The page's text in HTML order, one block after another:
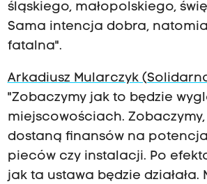
śląskiego, małopolskiego,
Sama intencja dobra,
fatalna".
Arkadiusz Mularczyk
"Zobaczymy jak to będzie
miejscowościach.
dostaną finansów na
pieców czy instalacji. Po
jak ta ustawa będzie działała.